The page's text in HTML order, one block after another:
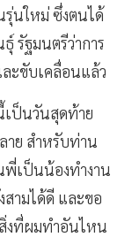
นใหม่ ซึ่งตนได้
รัฐมนตรีว่าการ
ะขับเคลื่อนแล้ว
เป็นวันสุดท้าย
าย สำหรับท่าน
พี่เป็นน้องทำงาน
สามได้ดี และขอ
งที่ผมทำอันไหน